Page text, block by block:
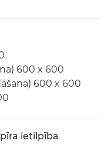
600 x 600
600 x 600
ietilpība